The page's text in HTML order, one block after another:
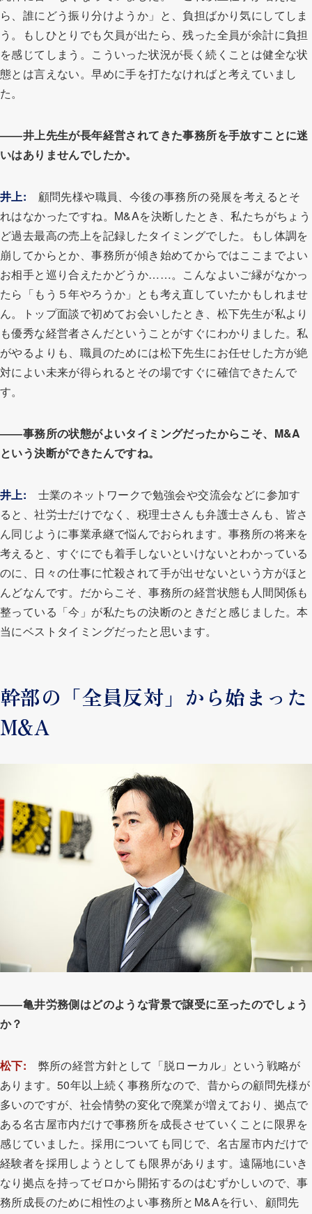
ら、誰にどう振り分けようか」と、負担ばかり気にしてしま
う。もしひとりでも欠員が出たら、残った全員が余計に負担
を感じてしまう。こういった状況が長く続くことは健全な状
態とは言えない。早めに手を打たなければと考えていまし
た。
――井上先生が長年経営されてきた事務所を手放すことに迷
いはありませんでしたか。
井上: 顧問先様や職員、今後の事務所の発展を考えるとそ
れはなかったですね。M&Aを決断したとき、私たちがちょう
ど過去最高の売上を記録したタイミングでした。もし体調を
崩してからとか、事務所が傾き始めてからではここまでよい
お相手と巡り合えたかどうか……。こんなよいご縁がなかっ
たら「もう５年やろうか」とも考え直していたかもしれませ
ん。トップ面談で初めてお会いしたとき、松下先生が私より
も優秀な経営者さんだということがすぐにわかりました。私
がやるよりも、職員のためには松下先生にお任せした方が絶
対によい未来が得られるとその場ですぐに確信できたんで
す。
――事務所の状態がよいタイミングだったからこそ、M&A
という決断ができたんですね。
井上: 士業のネットワークで勉強会や交流会などに参加す
ると、社労士だけでなく、税理士さんも弁護士さんも、皆さ
ん同じように事業承継で悩んでおられます。事務所の将来を
考えると、すぐにでも着手しないといけないとわかっている
のに、日々の仕事に忙殺されて手が出せないという方がほと
んどなんです。だからこそ、事務所の経営状態も人間関係も
整っている「今」が私たちの決断のときだと感じました。本
当にベストタイミングだったと思います。
幹部の「全員反対」から始まった
M&A
――亀井労務側はどのような背景で譲受に至ったのでしょう
か？
松下: 弊所の経営方針として「脱ローカル」という戦略が
あります。50年以上続く事務所なので、昔からの顧問先様が
多いのですが、社会情勢の変化で廃業が増えており、拠点で
ある名古屋市内だけで事務所を成長させていくことに限界を
感じていました。採用についても同じで、名古屋市内だけで
経験者を採用しようとしても限界があります。遠隔地にいき
なり拠点を持ってゼロから開拓するのはむずかしいので、事
務所成長のために相性のよい事務所とM&Aを行い、顧問先